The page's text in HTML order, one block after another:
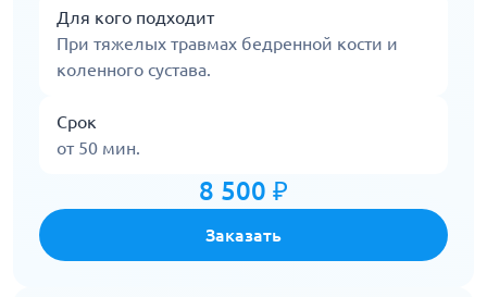
Для кого подходит
При тяжелых травмах бедренной кости и
коленного сустава.
Срок
от 50 мин.
8 500 ₽
Заказать